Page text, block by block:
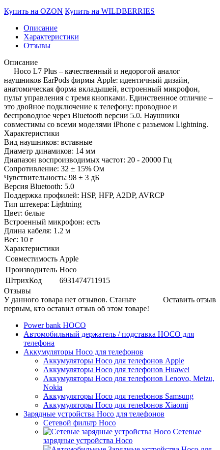
Купить на OZON Купить на WILDBERRIES
Описание
Характеристики
Отзывы
Описание
Hoco L7 Plus – качественный и недорогой аналог
наушников EarPods фирмы Apple: идентичный дизайн,
анатомическая форма вкладышей, встроенный микрофон,
пульт управления с тремя кнопками. Единственное отличие –
это двойное подключение к телефону: проводное и
беспроводное через Bluetooth версии 5.0. Наушники
совместимы со всеми моделями iPhone с разъемом Lightning.
Характеристики
Вид наушников: вставные
Диаметр динамиков: 14 мм
Диапазон воспроизводимых частот: 20 - 20000 Гц
Сопротивление: 32 ± 15% Ом
Чувствительность: 98 ± 3 дБ
Версия Bluetooth: 5.0
Поддержка профилей: HSP, HFP, A2DP, AVRCP
Тип штекера: Lightning
Цвет: белые
Встроенный микрофон: есть
Длина кабеля: 1.2 м
Вес: 10 г
Характеристики
Совместимость Apple
Производитель Hoco
ШтрихКод
6931474711915
Отзывы
Оставить отзыв
У данного товара нет отзывов. Станьте
первым, кто оставил отзыв об этом товаре!
Power bank HOCO
Автомобильный держатель / подставка HOCO для
телефона
Аккумуляторы Hoco для телефонов
Аккумуляторы Hoco для телефонов Apple
Аккумуляторы Hoco для телефонов Huawei
Аккумуляторы Hoco для телефонов Lenovo, Meizu,
Nokia
Аккумуляторы Hoco для телефонов Samsung
Аккумуляторы Hoco для телефонов Xiaomi
Зарядные устройства Hoco для телефонов
Сетевой фильтр Hoco
Сетевые
зарядные устройства Hoco